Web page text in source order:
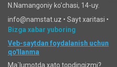
N.Namangoniy ko'chasi, 14-uy.
info@namstat.uz • Sayt xaritasi •
Bizga xabar yuboring
Veb-saytdan foydalanish uchun
qo'llanma
Ma`lumotda xato topdingizmi?